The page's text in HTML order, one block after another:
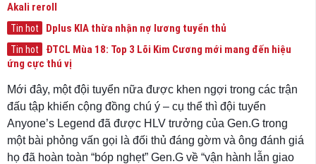
Akali reroll
Tin hot Dplus KIA thừa nhận nợ lương tuyển thủ
Tin hot
ĐTCL Mùa 18: Top 3 Lõi Kim Cương mới mang đến hiệu
ứng cực thú vị
Mới đây, một đội tuyển nữa được khen ngợi trong các trận
đấu tập khiến cộng đồng chú ý – cụ thể thì đội tuyển
Anyone’s Legend đã được HLV trưởng của Gen.G trong
một bài phỏng vấn gọi là đối thủ đáng gờm và ông đánh giá
họ đã hoàn toàn “bóp nghẹt” Gen.G về “vận hành lẫn giao